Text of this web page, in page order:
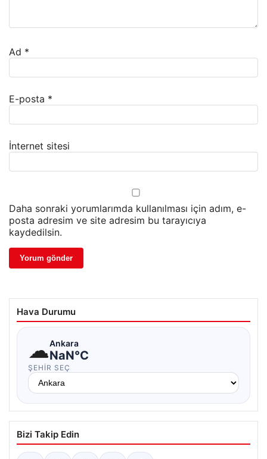
Ad *
E-posta *
İnternet sitesi
Daha sonraki yorumlarımda kullanılması için adım, e-
posta adresim ve site adresim bu tarayıcıya
kaydedilsin.
Hava Durumu
☁Ankara
NaN°C
ŞEHIR SEÇ
Bizi Takip Edin